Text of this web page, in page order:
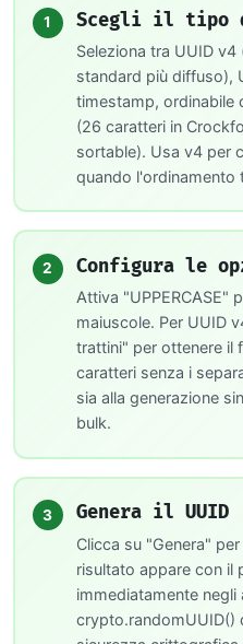
1 Scegli il tipo
Seleziona tra UUID
standard più diffuso),
timestamp, ordinabile
(26 caratteri in
sortable). Usa v4 per
quando l'ordinamento
2 Configura le
Attiva "UPPERCASE"
maiuscole. Per UUID
trattini" per ottenere il
caratteri senza i
sia alla generazione
bulk.
3 Genera il UUID
Clicca su "Genera"
risultato appare con il
immediatamente
crypto.randomUUID()